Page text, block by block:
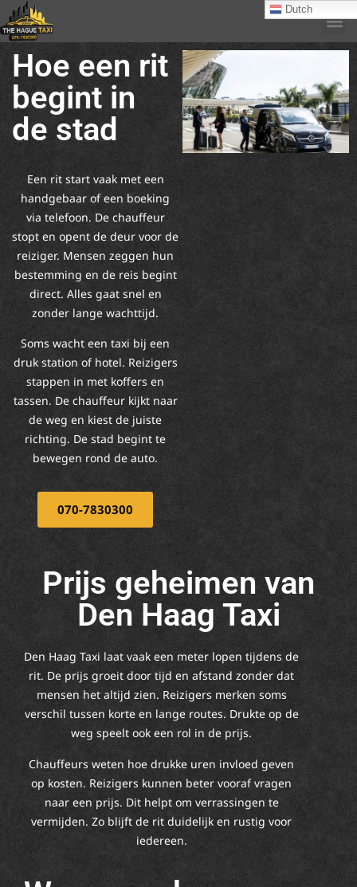
Hoe een rit
begint in
de stad
Een rit start vaak met een
handgebaar of een boeking
via telefoon. De chauffeur
stopt en opent de deur voor de
reiziger. Mensen zeggen hun
bestemming en de reis begint
direct. Alles gaat snel en
zonder lange wachttijd.
Soms wacht een taxi bij een
druk station of hotel. Reizigers
stappen in met koffers en
tassen. De chauffeur kijkt naar
de weg en kiest de juiste
richting. De stad begint te
bewegen rond de auto.
070-7830300
Prijs geheimen van
Den Haag Taxi
Den Haag Taxi laat vaak een meter lopen tijdens de
rit. De prijs groeit door tijd en afstand zonder dat
mensen het altijd zien. Reizigers merken soms
verschil tussen korte en lange routes. Drukte op de
weg speelt ook een rol in de prijs.
Chauffeurs weten hoe drukke uren invloed geven
op kosten. Reizigers kunnen beter vooraf vragen
naar een prijs. Dit helpt om verrassingen te
vermijden. Zo blijft de rit duidelijk en rustig voor
iedereen.
Dutch